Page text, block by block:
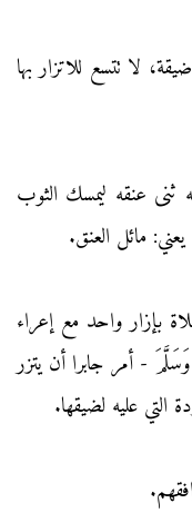
لا تتسع للاتزار بها
ثنى عنقه ليمسك الثوب
مائل العنق.
بإزار واحد مع إعراء
- أمر جابرا أن يتزر
التي عليه لضيقها.